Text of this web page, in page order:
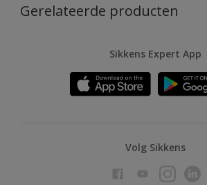
Gerelateerde producten
Sikkens Expert App
Volg Sikkens